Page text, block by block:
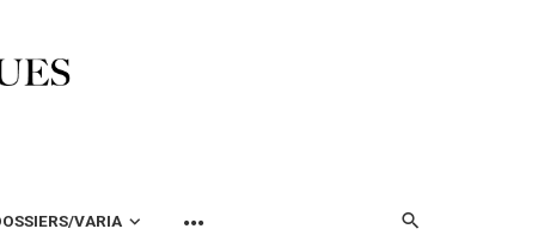
VARIA